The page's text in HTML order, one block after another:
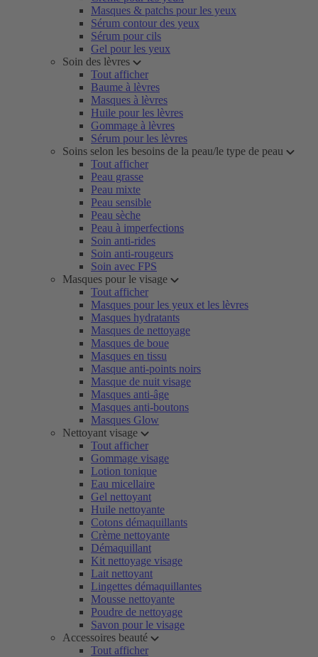
Masques & patchs pour les yeux
Sérum contour des yeux
Sérum pour cils
Gel pour les yeux
Soin des lèvres
Tout afficher
Baume à lèvres
Masques à lèvres
Huile pour les lèvres
Gommage à lèvres
Sérum pour les lèvres
Soins selon les besoins de la peau/le type de peau
Tout afficher
Peau grasse
Peau mixte
Peau sensible
Peau sèche
Peau à imperfections
Soin anti-rides
Soin anti-rougeurs
Soin avec FPS
Masques pour le visage
Tout afficher
Masques pour les yeux et les lèvres
Masques hydratants
Masques de nettoyage
Masques de boue
Masques en tissu
Masque anti-points noirs
Masque de nuit visage
Masques anti-âge
Masques anti-boutons
Masques Glow
Nettoyant visage
Tout afficher
Gommage visage
Lotion tonique
Eau micellaire
Gel nettoyant
Huile nettoyante
Cotons démaquillants
Crème nettoyante
Démaquillant
Kit nettoyage visage
Lait nettoyant
Lingettes démaquillantes
Mousse nettoyante
Poudre de nettoyage
Savon pour le visage
Accessoires beauté
Tout afficher